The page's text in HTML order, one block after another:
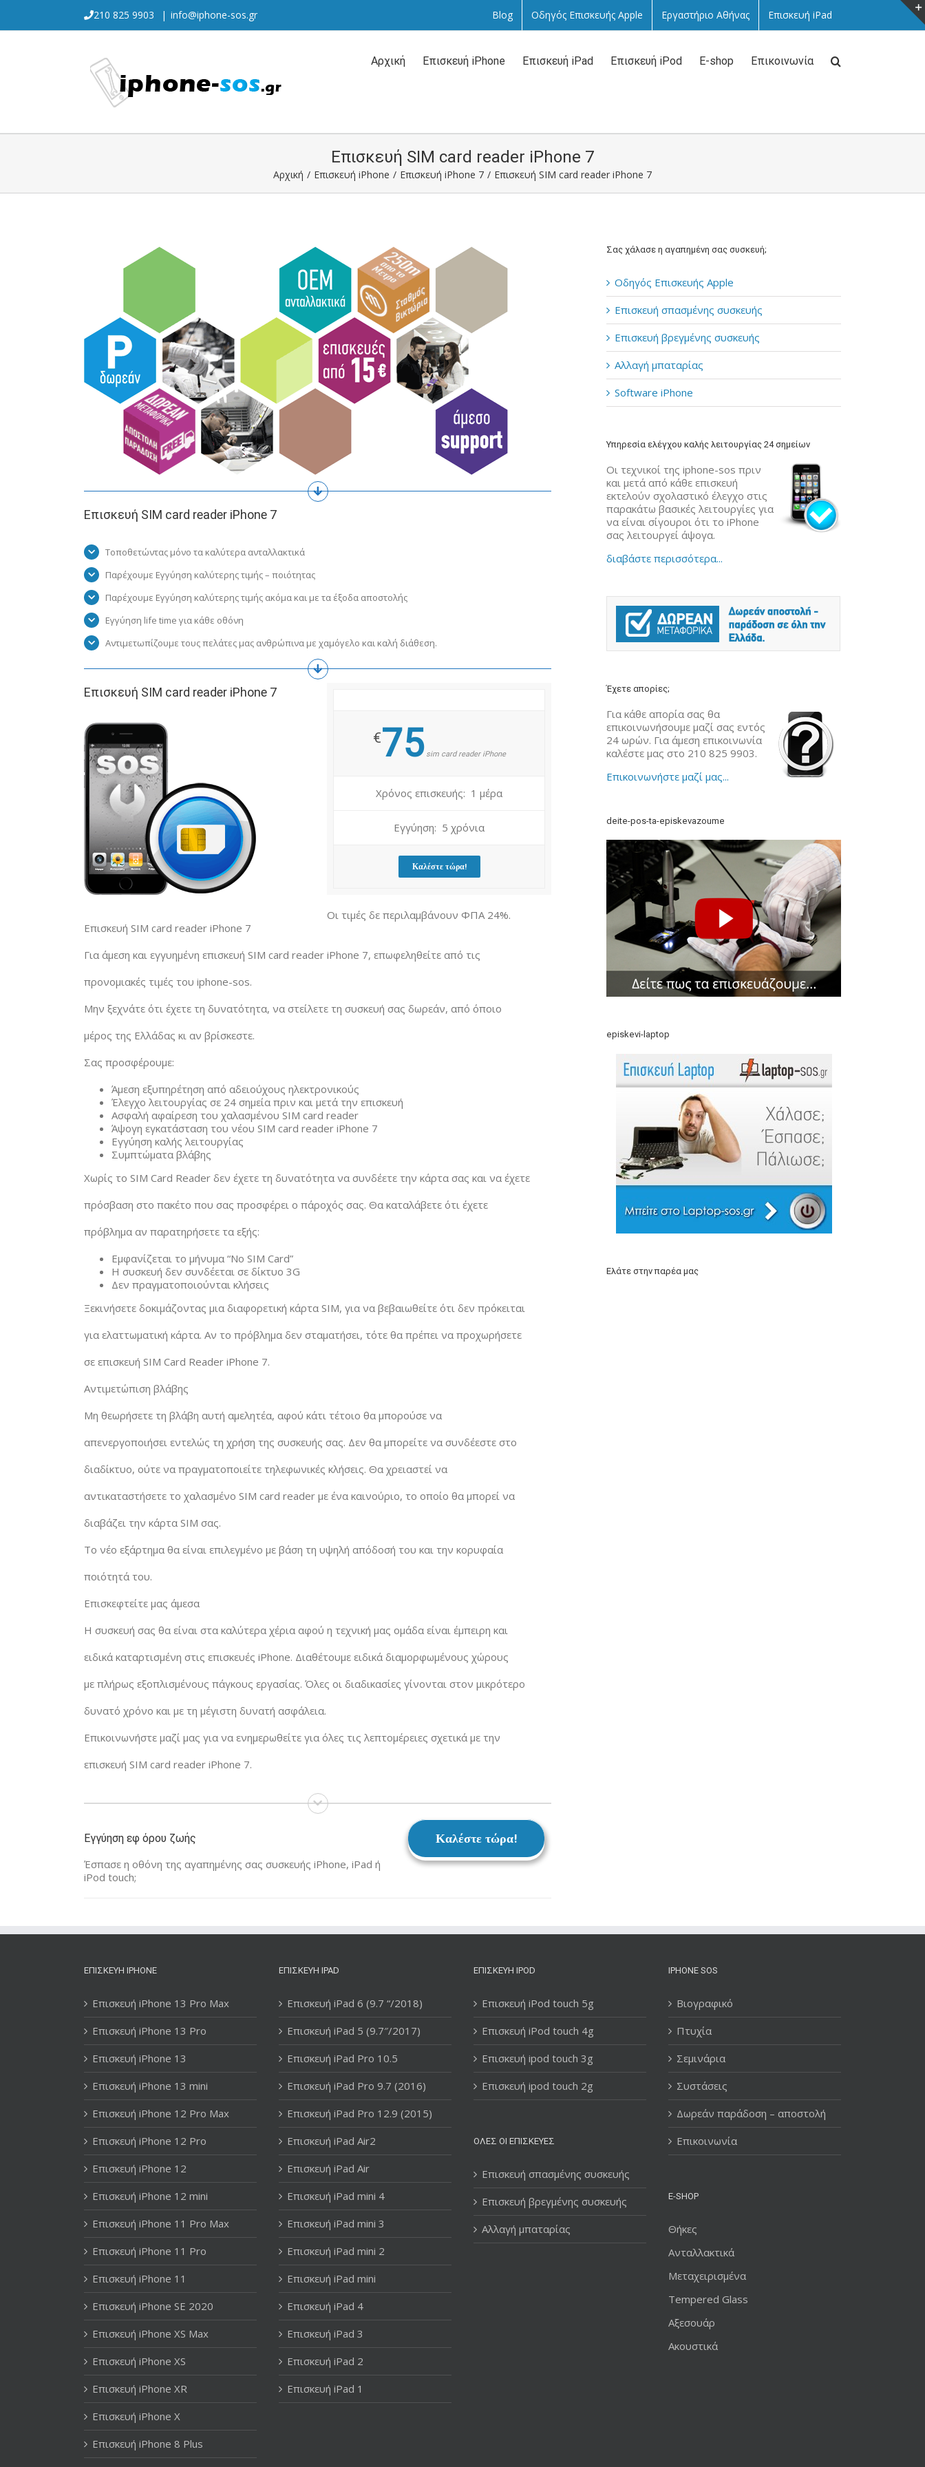
content
210 825 9903 | info@iphone-sos.gr Blog Οδηγός Επισκευής Apple Εργαστήριο Αθήνας Επισκευή iPad
Αναζήτηση
Αρχική Επισκευή iPhone Επισκευή iPad Επισκευή iPod E-shop Επικοινωνία
Επισκευή SIM card reader iPhone 7
Αρχική / Επισκευή iPhone / Επισκευή iPhone 7 / Επισκευή SIM card reader iPhone 7
Επισκευή SIM card reader iPhone 7
Τοποθετώντας μόνο τα καλύτερα ανταλλακτικά
Παρέχουμε Εγγύηση καλύτερης τιμής – ποιότητας
Παρέχουμε Εγγύηση καλύτερης τιμής ακόμα και με τα έξοδα αποστολής
Εγγύηση life time για κάθε οθόνη
Αντιμετωπίζουμε τους πελάτες μας ανθρώπινα με χαμόγελο και καλή διάθεση.
Επισκευή SIM card reader iPhone 7
€75sim card reader iPhone
Χρόνος επισκευής: 1 μέρα
Εγγύηση: 5 χρόνια
Καλέστε τώρα!
Οι τιμές δε περιλαμβάνουν ΦΠΑ 24%.
Επισκευή SIM card reader iPhone 7
Για άμεση και εγγυημένη επισκευή SIM card reader iPhone 7, επωφεληθείτε από τις
προνομιακές τιμές του iphone-sos.
Μην ξεχνάτε ότι έχετε τη δυνατότητα, να στείλετε τη συσκευή σας δωρεάν, από όποιο
μέρος της Ελλάδας κι αν βρίσκεστε.
Σας προσφέρουμε:
Άμεση εξυπηρέτηση από αδειούχους ηλεκτρονικούς
Έλεγχο λειτουργίας σε 24 σημεία πριν και μετά την επισκευή
Ασφαλή αφαίρεση του χαλασμένου SIM card reader
Άψογη εγκατάσταση του νέου SIM card reader iPhone 7
Εγγύηση καλής λειτουργίας
Συμπτώματα βλάβης
Χωρίς το SIM Card Reader δεν έχετε τη δυνατότητα να συνδέετε την κάρτα σας και να έχετε
πρόσβαση στο πακέτο που σας προσφέρει ο πάροχός σας. Θα καταλάβετε ότι έχετε
πρόβλημα αν παρατηρήσετε τα εξής:
Εμφανίζεται το μήνυμα “No SIM Card”
Η συσκευή δεν συνδέεται σε δίκτυο 3G
Δεν πραγματοποιούνται κλήσεις
Ξεκινήσετε δοκιμάζοντας μια διαφορετική κάρτα SIM, για να βεβαιωθείτε ότι δεν πρόκειται
για ελαττωματική κάρτα. Αν το πρόβλημα δεν σταματήσει, τότε θα πρέπει να προχωρήσετε
σε επισκευή SIM Card Reader iPhone 7.
Αντιμετώπιση βλάβης
Μη θεωρήσετε τη βλάβη αυτή αμελητέα, αφού κάτι τέτοιο θα μπορούσε να
απενεργοποιήσει εντελώς τη χρήση της συσκευής σας. Δεν θα μπορείτε να συνδέεστε στο
διαδίκτυο, ούτε να πραγματοποιείτε τηλεφωνικές κλήσεις. Θα χρειαστεί να
αντικαταστήσετε το χαλασμένο SIM card reader με ένα καινούριο, το οποίο θα μπορεί να
διαβάζει την κάρτα SIM σας.
Το νέο εξάρτημα θα είναι επιλεγμένο με βάση τη υψηλή απόδοσή του και την κορυφαία
ποιότητά του.
Επισκεφτείτε μας άμεσα
Η συσκευή σας θα είναι στα καλύτερα χέρια αφού η τεχνική μας ομάδα είναι έμπειρη και
ειδικά καταρτισμένη στις επισκευές iPhone. Διαθέτουμε ειδικά διαμορφωμένους χώρους
με πλήρως εξοπλισμένους πάγκους εργασίας. Όλες οι διαδικασίες γίνονται στον μικρότερο
δυνατό χρόνο και με τη μέγιστη δυνατή ασφάλεια.
Επικοινωνήστε μαζί μας για να ενημερωθείτε για όλες τις λεπτομέρειες σχετικά με την
επισκευή SIM card reader iPhone 7.
Εγγύηση εφ όρου ζωής
Έσπασε η οθόνη της αγαπημένης σας συσκευής iPhone, iPad ή
iPod touch;
Καλέστε τώρα!
Σας χάλασε η αγαπημένη σας συσκευή;
Οδηγός Επισκευής Apple
Επισκευή σπασμένης συσκευής
Επισκευή βρεγμένης συσκευής
Αλλαγή μπαταρίας
Software iPhone
Υπηρεσία ελέγχου καλής λειτουργίας 24 σημείων
Οι τεχνικοί της iphone-sos πριν
και μετά από κάθε επισκευή
εκτελούν σχολαστικό έλεγχο στις
παρακάτω βασικές λειτουργίες για
να είναι σίγουροι ότι το iPhone
σας λειτουργεί άψογα.
διαβάστε περισσότερα...
Έχετε απορίες;
Για κάθε απορία σας θα
επικοινωνήσουμε μαζί σας εντός
24 ωρών. Για άμεση επικοινωνία
καλέστε μας στο 210 825 9903.
Επικοινωνήστε μαζί μας...
deite-pos-ta-episkevazoume
episkevi-laptop
Ελάτε στην παρέα μας
ΕΠΙΣΚΕΥΉ IPHONE
Επισκευή iPhone 13 Pro Max
Επισκευή iPhone 13 Pro
Επισκευή iPhone 13
Επισκευή iPhone 13 mini
Επισκευή iPhone 12 Pro Max
Επισκευή iPhone 12 Pro
Επισκευή iPhone 12
Επισκευή iPhone 12 mini
Επισκευή iPhone 11 Pro Max
Επισκευή iPhone 11 Pro
Επισκευή iPhone 11
Επισκευή iPhone SE 2020
Επισκευή iPhone XS Max
Επισκευή iPhone XS
Επισκευή iPhone XR
Επισκευή iPhone X
Επισκευή iPhone 8 Plus
ΕΠΙΣΚΕΥΉ IPAD
Επισκευή iPad 6 (9.7 “/2018)
Επισκευή iPad 5 (9.7″/2017)
Επισκευή iPad Pro 10.5
Επισκευή iPad Pro 9.7 (2016)
Επισκευή iPad Pro 12.9 (2015)
Επισκευή iPad Air2
Επισκευή iPad Air
Επισκευή iPad mini 4
Επισκευή iPad mini 3
Επισκευή iPad mini 2
Επισκευή iPad mini
Επισκευή iPad 4
Επισκευή iPad 3
Επισκευή iPad 2
Επισκευή iPad 1
ΕΠΙΣΚΕΥΉ IPOD
Επισκευή iPod touch 5g
Επισκευή iPod touch 4g
Επισκευή ipod touch 3g
Επισκευή ipod touch 2g
ΌΛΕΣ ΟΙ ΕΠΙΣΚΕΥΈΣ
Επισκευή σπασμένης συσκευής
Επισκευή βρεγμένης συσκευής
Αλλαγή μπαταρίας
IPHONE SOS
Βιογραφικό
Πτυχία
Σεμινάρια
Συστάσεις
Δωρεάν παράδοση – αποστολή
Επικοινωνία
E-SHOP
Θήκες
Ανταλλακτικά
Μεταχειρισμένα
Tempered Glass
Αξεσουάρ
Ακουστικά